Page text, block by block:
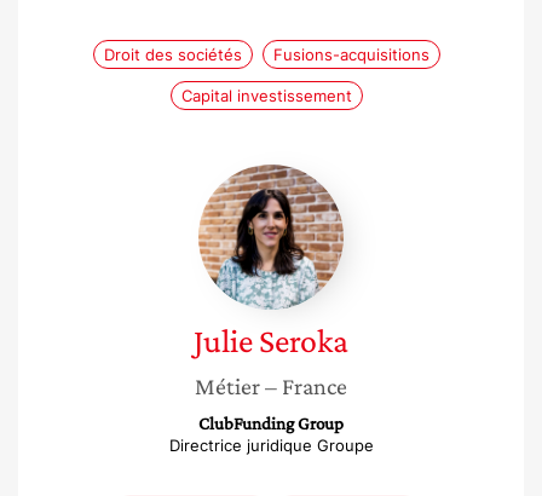
Droit des sociétés Fusions-acquisitions
Capital investissement
Julie
Seroka
JulieSeroka
Métier– France
ClubFunding Group
Directrice juridique Groupe